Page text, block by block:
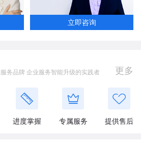
立即咨询
务品牌 企业服务智能升级的实践者 更多
进度掌握 专属服务 提供售后